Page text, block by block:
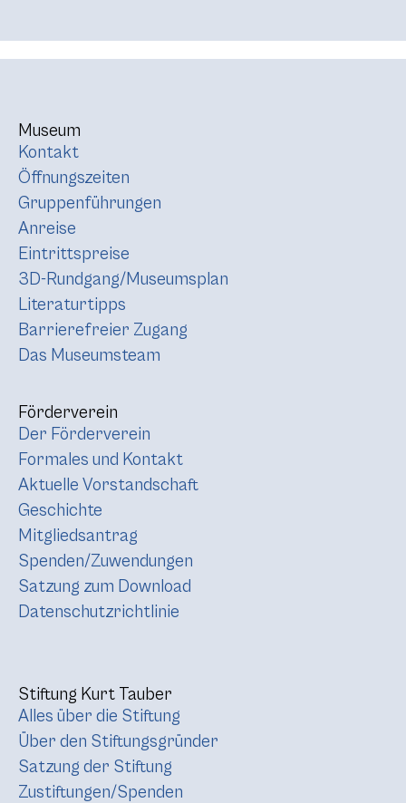
Museum
Kontakt
Öffnungszeiten
Gruppenführungen
Anreise
Eintrittspreise
3D-Rundgang/Museumsplan
Literaturtipps
Barrierefreier Zugang
Das Museumsteam
Förderverein
Der Förderverein
Formales und Kontakt
Aktuelle Vorstandschaft
Geschichte
Mitgliedsantrag
Spenden/Zuwendungen
Satzung zum Download
Datenschutzrichtlinie
Stiftung Kurt Tauber
Alles über die Stiftung
Über den Stiftungsgründer
Satzung der Stiftung
Zustiftungen/Spenden